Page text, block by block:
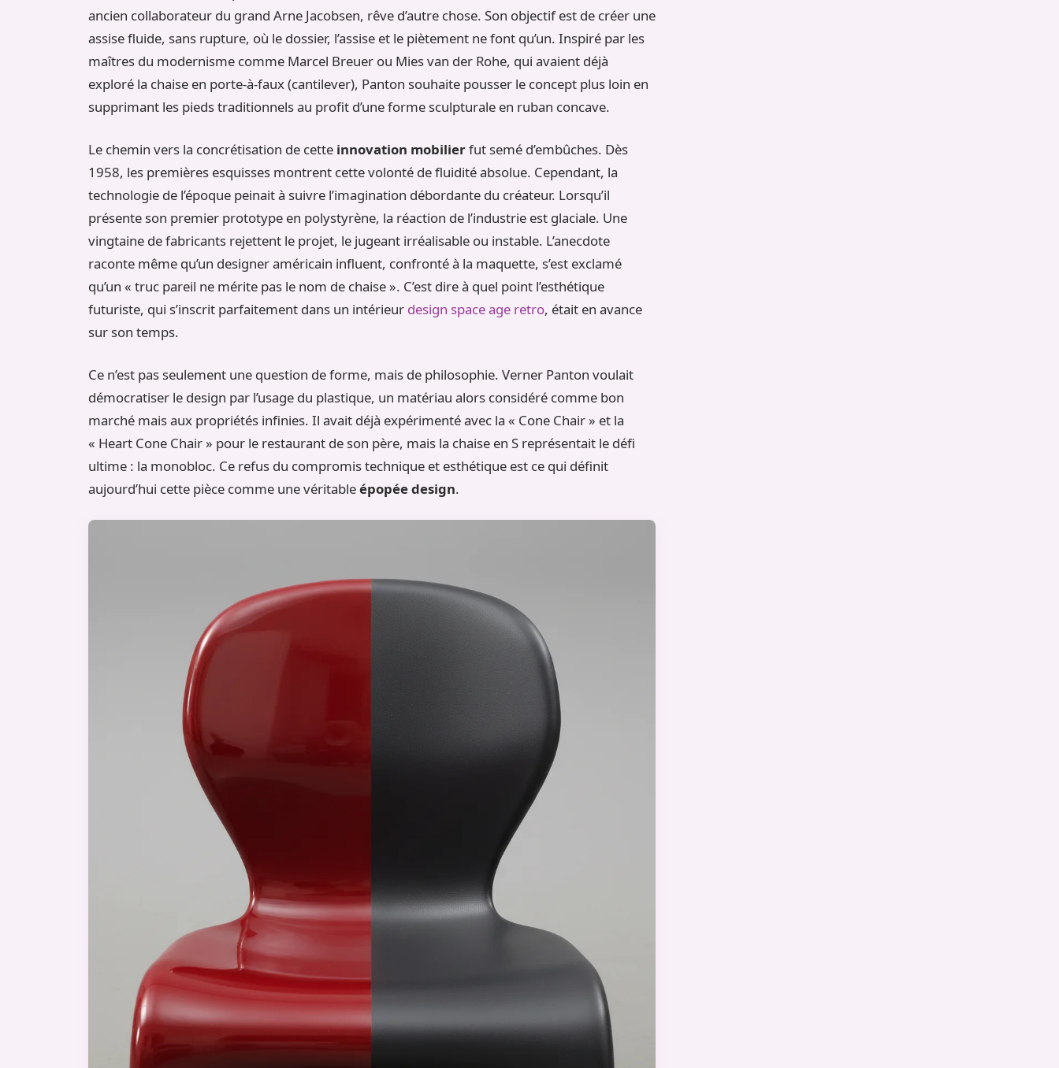
ancien collaborateur du grand Arne Jacobsen, rêve d’autre chose. Son objectif est de créer une
assise fluide, sans rupture, où le dossier, l’assise et le piètement ne font qu’un. Inspiré par les
maîtres du modernisme comme Marcel Breuer ou Mies van der Rohe, qui avaient déjà
exploré la chaise en porte-à-faux (cantilever), Panton souhaite pousser le concept plus loin en
supprimant les pieds traditionnels au profit d’une forme sculpturale en ruban concave.
Le chemin vers la concrétisation de cette innovation mobilierfut semé d’embûches. Dès
1958, les premières esquisses montrent cette volonté de fluidité absolue. Cependant, la
technologie de l’époque peinait à suivre l’imagination débordante du créateur. Lorsqu’il
présente son premier prototype en polystyrène, la réaction de l’industrie est glaciale. Une
vingtaine de fabricants rejettent le projet, le jugeant irréalisable ou instable. L’anecdote
raconte même qu’un designer américain influent, confronté à la maquette, s’est exclamé
qu’un « truc pareil ne mérite pas le nom de chaise ». C’est dire à quel point l’esthétique
futuriste, qui s’inscrit parfaitement dans un intérieur design space age retro, était en avance
sur son temps.
Ce n’est pas seulement une question de forme, mais de philosophie. Verner Panton voulait
démocratiser le design par l’usage du plastique, un matériau alors considéré comme bon
marché mais aux propriétés infinies. Il avait déjà expérimenté avec la « Cone Chair » et la
« Heart Cone Chair » pour le restaurant de son père, mais la chaise en S représentait le défi
ultime : la monobloc. Ce refus du compromis technique et esthétique est ce qui définit
aujourd’hui cette pièce comme une véritableépopée design.